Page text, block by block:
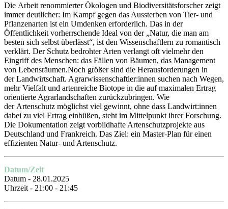
Die Arbeit renommierter Ökologen und Biodiversitätsforscher zeigt
immer deutlicher: Im Kampf gegen das Aussterben von Tier- und
Pflanzenarten ist ein Umdenken erforderlich. Das in der
Öffentlichkeit vorherrschende Ideal von der „Natur, die man am
besten sich selbst überlässt“, ist den Wissenschaftlern zu romantisch
verklärt. Der Schutz bedrohter Arten verlangt oft vielmehr den
Eingriff des Menschen: das Fällen von Bäumen, das Management
von Lebensräumen.Noch größer sind die Herausforderungen in
der Landwirtschaft. Agrarwissenschaftler:innen suchen nach Wegen,
mehr Vielfalt und artenreiche Biotope in die auf maximalen Ertrag
orientierte Agrarlandschaften zurückzubringen. Wie
der Artenschutz möglichst viel gewinnt, ohne dass Landwirt:innen
dabei zu viel Ertrag einbüßen, steht im Mittelpunkt ihrer Forschung.
Die Dokumentation zeigt vorbildhafte Artenschutzprojekte aus
Deutschland und Frankreich. Das Ziel: ein Master-Plan für einen
effizienten Natur- und Artenschutz.
Datum/Zeit
Datum - 28.01.2025
Uhrzeit - 21:00 - 21:45